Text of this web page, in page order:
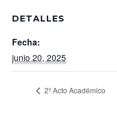
DETALLES
Fecha:
junio 20, 2025
2º Acto Académico